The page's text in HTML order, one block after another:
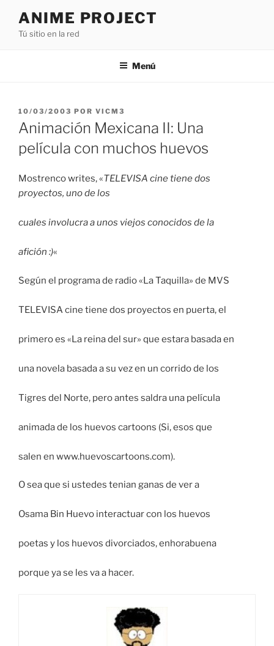
contenido
ANIME PROJECT
Tú sitio en la red
Menú
PUBLICADO
EL
10/03/2003 POR VICM3
Animación Mexicana II: Una
película con muchos huevos
Mostrenco writes, «TELEVISA cine tiene dos
proyectos, uno de los
cuales involucra a unos viejos conocidos de la
afición :)«
Según el programa de radio «La Taquilla» de MVS
TELEVISA cine tiene dos proyectos en puerta, el
primero es «La reina del sur» que estara basada en
una novela basada a su vez en un corrido de los
Tigres del Norte, pero antes saldra una película
animada de los huevos cartoons (Si, esos que
salen en www.huevoscartoons.com).
O sea que si ustedes tenian ganas de ver a
Osama Bin Huevo interactuar con los huevos
poetas y los huevos divorciados, enhorabuena
porque ya se les va a hacer.